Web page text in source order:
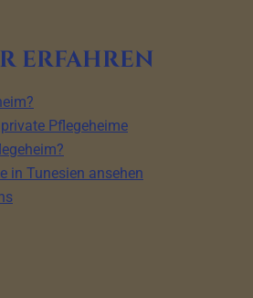
erfahren
Pflegeheime
in Tunesien ansehen